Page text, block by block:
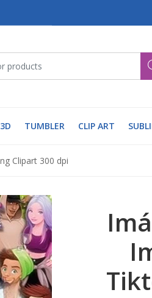
TUMBLER CLIP ART
Clipart 300 dpi